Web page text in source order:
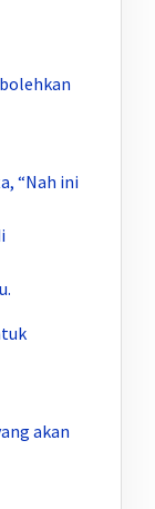
“Nah ini
akan